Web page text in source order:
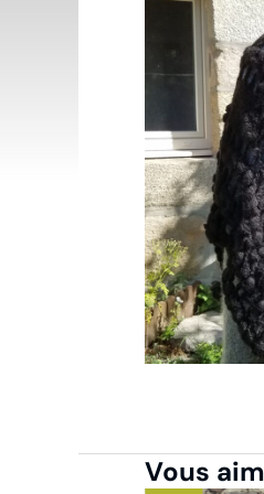
Vous êtes ici :
Mode-
Vous